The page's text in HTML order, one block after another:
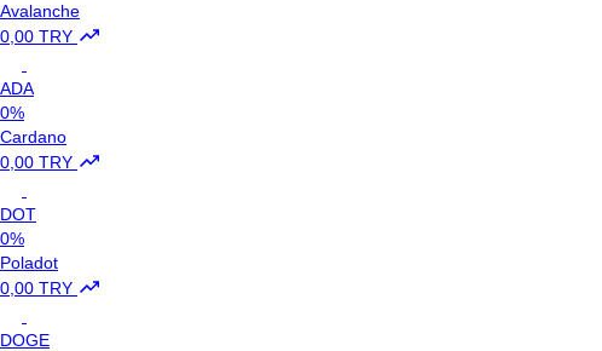
Avalanche
0,00 TRY
ADA
0%
Cardano
0,00 TRY
DOT
0%
Poladot
0,00 TRY
DOGE